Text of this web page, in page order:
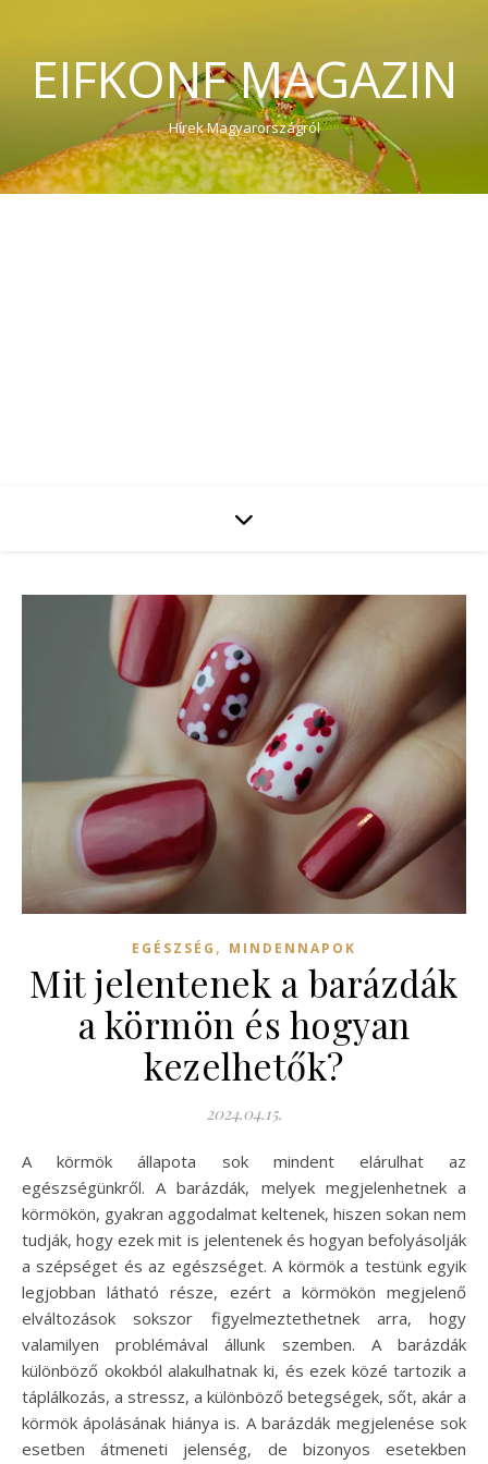
EIFKONF MAGAZIN
Hírek Magyarországról
EGÉSZSÉG , MINDENNAPOK
Mit jelentenek a barázdák
a körmön és hogyan
kezelhetők?
2024.04.15.
A körmök állapota sok mindent elárulhat az
egészségünkről. A barázdák, melyek megjelenhetnek a
körmökön, gyakran aggodalmat keltenek, hiszen sokan nem
tudják, hogy ezek mit is jelentenek és hogyan befolyásolják
a szépséget és az egészséget. A körmök a testünk egyik
legjobban látható része, ezért a körmökön megjelenő
elváltozások sokszor figyelmeztethetnek arra, hogy
valamilyen problémával állunk szemben. A barázdák
különböző okokból alakulhatnak ki, és ezek közé tartozik a
táplálkozás, a stressz, a különböző betegségek, sőt, akár a
körmök ápolásának hiánya is. A barázdák megjelenése sok
esetben átmeneti jelenség, de bizonyos esetekben